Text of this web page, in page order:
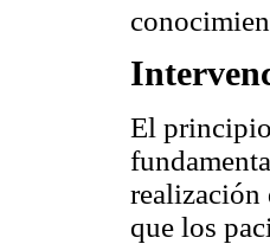
El
realización
que los